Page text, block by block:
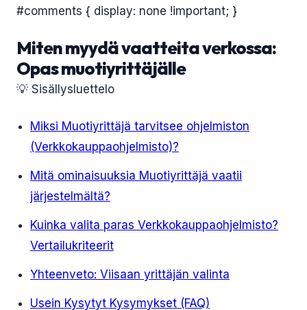
#comments { display: none !important; }
Miten myydä vaatteita verkossa:
Opas muotiyrittäjälle
💡 Sisällysluettelo
Miksi Muotiyrittäjä tarvitsee ohjelmiston
(Verkkokauppaohjelmisto)?
Mitä ominaisuuksia Muotiyrittäjä vaatii
järjestelmältä?
Kuinka valita paras Verkkokauppaohjelmisto?
Vertailukriteerit
Yhteenveto: Viisaan yrittäjän valinta
Usein Kysytyt Kysymykset (FAQ)